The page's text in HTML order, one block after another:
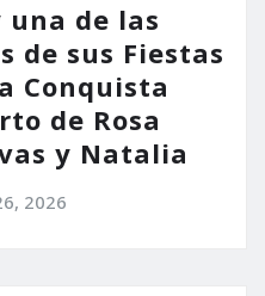
de las
de sus Fiestas
Conquista
de Rosa
y Natalia
2026